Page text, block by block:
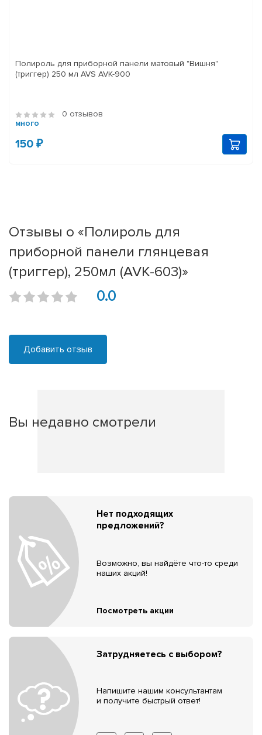
Полироль для приборной панели матовый "Вишня"
(триггер) 250 мл AVS AVK-900
0 отзывов
много
150 ₽
Отзывы о «Полироль для
приборной панели глянцевая
(триггер), 250мл (AVK-603)»
0.0
Добавить отзыв
Вы недавно смотрели
Нет подходящих
предложений?
Возможно, вы найдёте что-то среди
наших акций!
Посмотреть акции
Затрудняетесь с выбором?
Напишите нашим консультантам
и получите быстрый ответ!